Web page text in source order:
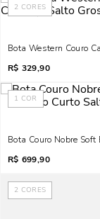
2 CORES
Bota Western Couro
R$ 329,90
1 COR
Bota Couro Nobre
R$ 699,90
2 CORES